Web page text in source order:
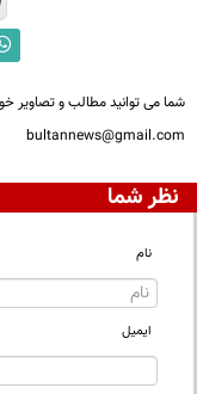
شما می توانید مطالب و تصاویر
bultannews@gmail.com
نظر شما
نام
ایمیل